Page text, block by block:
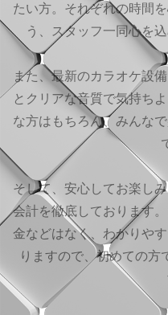
たい方。それぞれの時間
う、スタッフ一同心を
また、最新のカラオケ設
とクリアな音質で気持ち
な方はもちろん、みんな
そして、安心してお楽し
会計を徹底しております
金などはなく、わかりや
りますので、初めての方